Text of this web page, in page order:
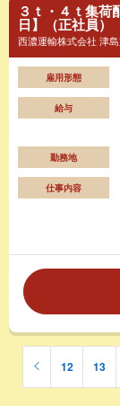
３ｔ・４ｔ集荷
日】（正社員）
西濃運輸株式会社 津
雇用形態
給与
勤務地
仕事内容
12 13